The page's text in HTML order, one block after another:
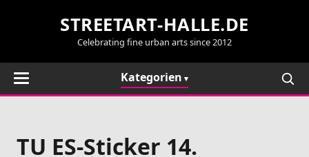
STREETART-HALLE.DE
Celebrating fine urban arts since 2012
Kategorien
TU ES-Sticker 14.